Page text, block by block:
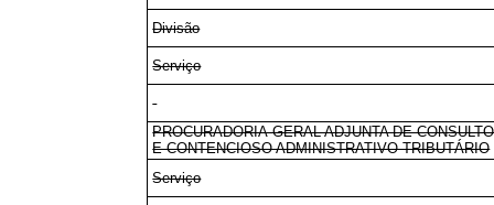
Divisão
Serviço
PROCURADORIA-GERAL ADJUNTA DE
E CONTENCIOSO ADMINISTRATIVO-TRIBUTÁRIO
Serviço